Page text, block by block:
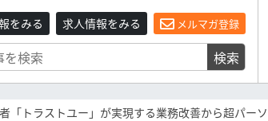
をみる 求人情報をみる メルマガ登録
検索
トラストユー」が実現する業務改善から超パー